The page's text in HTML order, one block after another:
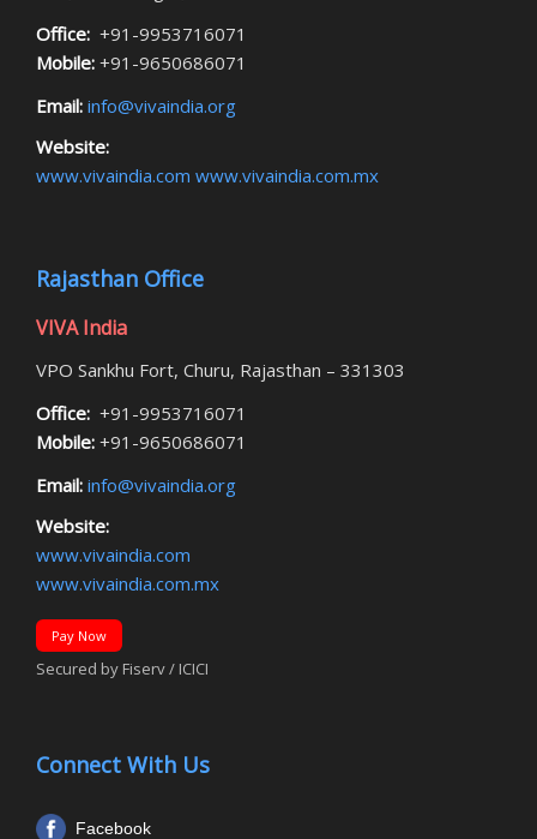
Office: +91-9953716071
Mobile: +91-9650686071
Email: info@vivaindia.org
Website:
www.vivaindia.com www.vivaindia.com.mx
Rajasthan Office
VIVA India
VPO Sankhu Fort, Churu, Rajasthan – 331303
Office: +91-9953716071
Mobile: +91-9650686071
Email: info@vivaindia.org
Website:
www.vivaindia.com
www.vivaindia.com.mx
Pay Now
Secured by Fiserv / ICICI
Connect With Us
Facebook